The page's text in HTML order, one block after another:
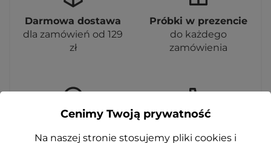
Darmowa dostawa
dla zamówień od 129
zł
Próbki w prezencie
do każdego
zamówienia
30 dni na zwrot
masz prawo zmienić
+48 505 005 070
W czym możemy
Cenimy Twoją prywatność
Na naszej stronie stosujemy pliki cookies i